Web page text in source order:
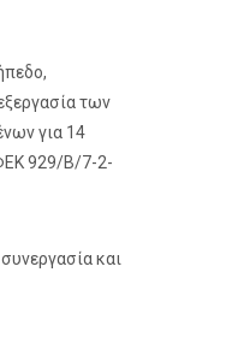
των
για 14
929/Β/7-2-
και